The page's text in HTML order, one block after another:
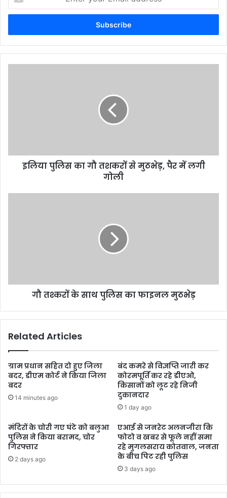
your
Email
इलिया पुलिस का गौ तशकरों से मुठभेड़, पैर में लगी
गोली
गौ तश्करों के साथ पुलिस का फाइनल मुठभेड़
Related Articles
ग्राम प्रधान सहित दो हुए जिला
बदर, डीएम कोर्ट ने किया जिला
बदर
14 minutes ago
बंद कमरे से विज्ञप्ति जारी कर
कोरमपूर्ति कर रहे डीएओ,
किसानों को लूट रहे निजी
दुकानदार
1 day ago
मंदिरों के चोरी गए घंटे को बलुआ
पुलिस ने किया बरामद, चोर
गिरफ्तार
2 days ago
एआई से जनरेट अलनजीरा कि
फोटो व खबर से फूले नहीं समा
रहे मुगलसराय कोतवाल, जनता
के बीच पिट रही पुलिस
3 days ago